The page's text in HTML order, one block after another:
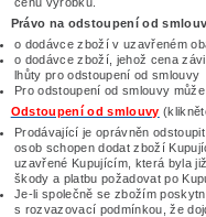
Právo na odstoupení od
o dodávce zboží v uzavřeném
o dodávce zboží, jehož cena
lhůty pro odstoupení od smlouvy
Pro odstoupení od smlouvy
Odstoupení od smlouvy
Prodávající je oprávněn
osob schopen dodat zboží
uzavřené Kupujícím, která byla
škody a platbu požadovat po
Je-li společně se zbožím
s rozvazovací podmínkou, že